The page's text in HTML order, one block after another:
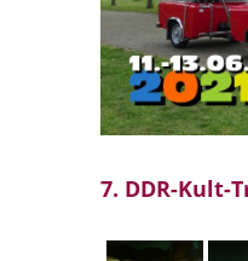
7. DDR-Kult-